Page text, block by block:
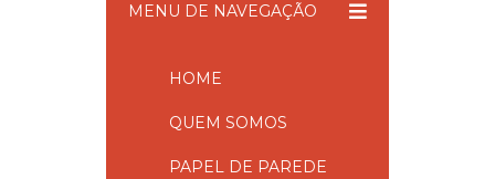
MENU DE NAVEGAÇÃO
HOME
QUEM SOMOS
PAPEL DE PAREDE